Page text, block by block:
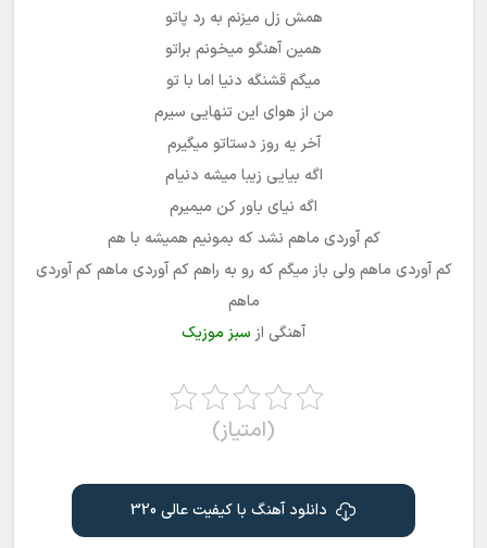
همش زل میزنم به رد پاتو
همین آهنگو میخونم براتو
میگم قشنگه دنیا اما با تو
من از هوای این تنهایی سیرم
آخر یه روز دستاتو میگیرم
اگه بیایی زیبا میشه دنیام
اگه نیای باور کن میمیرم
کم آوردی ماهم نشد که بمونیم همیشه با هم
کم آوردی ماهم ولی باز میگم که رو به راهم کم آوردی ماهم کم آوردی
ماهم
آهنگی از سبز موزیک
(امتیاز)
دانلود آهنگ با کیفیت عالی 320